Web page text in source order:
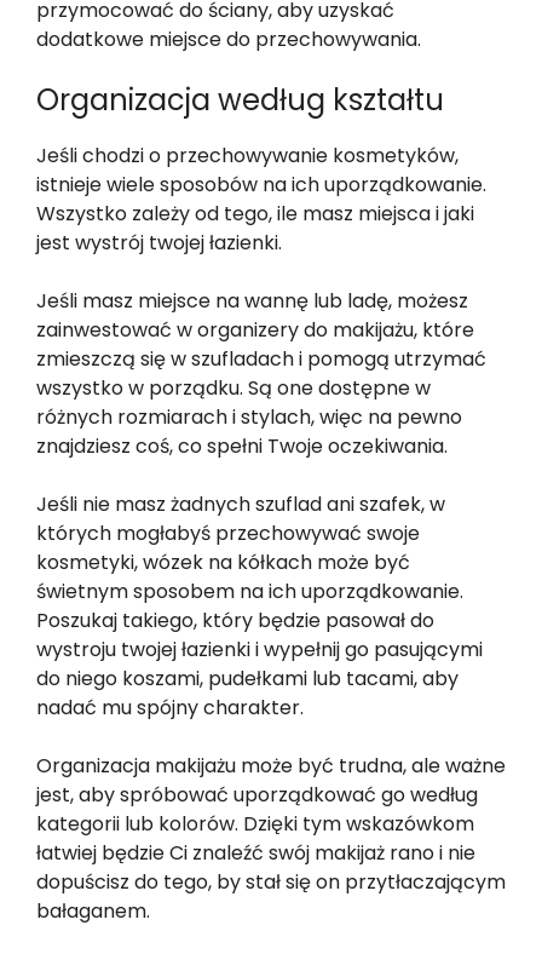
przymocować do ściany, aby uzyskać
dodatkowe miejsce do przechowywania.
Organizacja według kształtu
Jeśli chodzi o przechowywanie kosmetyków,
istnieje wiele sposobów na ich uporządkowanie.
Wszystko zależy od tego, ile masz miejsca i jaki
jest wystrój twojej łazienki.
Jeśli masz miejsce na wannę lub ladę, możesz
zainwestować w organizery do makijażu, które
zmieszczą się w szufladach i pomogą utrzymać
wszystko w porządku. Są one dostępne w
różnych rozmiarach i stylach, więc na pewno
znajdziesz coś, co spełni Twoje oczekiwania.
Jeśli nie masz żadnych szuflad ani szafek, w
których mogłabyś przechowywać swoje
kosmetyki, wózek na kółkach może być
świetnym sposobem na ich uporządkowanie.
Poszukaj takiego, który będzie pasował do
wystroju twojej łazienki i wypełnij go pasującymi
do niego koszami, pudełkami lub tacami, aby
nadać mu spójny charakter.
Organizacja makijażu może być trudna, ale ważne
jest, aby spróbować uporządkować go według
kategorii lub kolorów. Dzięki tym wskazówkom
łatwiej będzie Ci znaleźć swój makijaż rano i nie
dopuścisz do tego, by stał się on przytłaczającym
bałaganem.